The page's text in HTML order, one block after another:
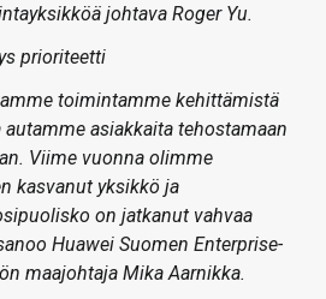
johtava Roger Yu.
prioriteetti
toimintamme kehittämistä
asiakkaita tehostamaan
Viime vuonna olimme
kasvanut yksikkö ja
on jatkanut vahvaa
Huawei Suomen Enterprise-
maajohtaja Mika Aarnikka.